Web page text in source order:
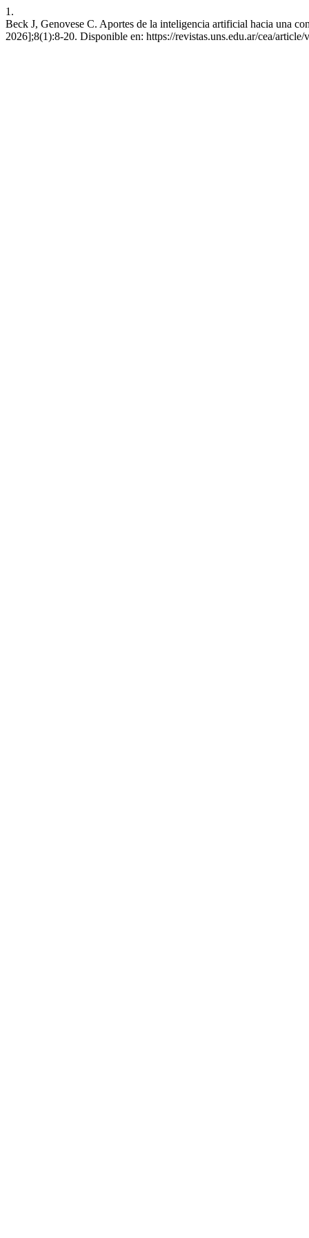
1.
Beck J, Genovese C. Aportes de la inteligencia artificial hacia una
2026];8(1):8-20. Disponible en: https://revistas.uns.edu.ar/cea/article/